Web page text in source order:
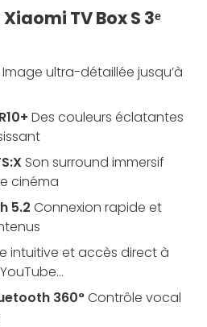
TV Box S 3ᵉ
Image ultra-détaillée jusqu’à
Des couleurs éclatantes
Son surround immersif
cinéma
5.2 Connexion rapide et
intuitive et accès direct à
360°Contrôle vocal